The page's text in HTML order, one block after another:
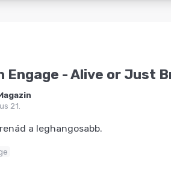
Engage - Alive or Just
21.
a leghangosabb.